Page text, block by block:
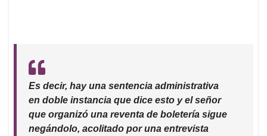
Es decir, hay una sentencia administrativa
en doble instancia que dice esto y el señor
que organizó una reventa de boletería sigue
negándolo, acolitado por una entrevista